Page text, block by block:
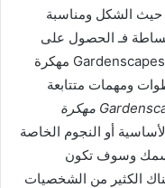
حيث الشكل ومناسبة
فـ الحصول على
الحديقة يتم بشكل مباشر مع تحميل لعبة Gardenscapes مهكرة
ومهمات متتابعة
أو النجوم الخاصة
وسوف تكون
الكثير من الشخصيات